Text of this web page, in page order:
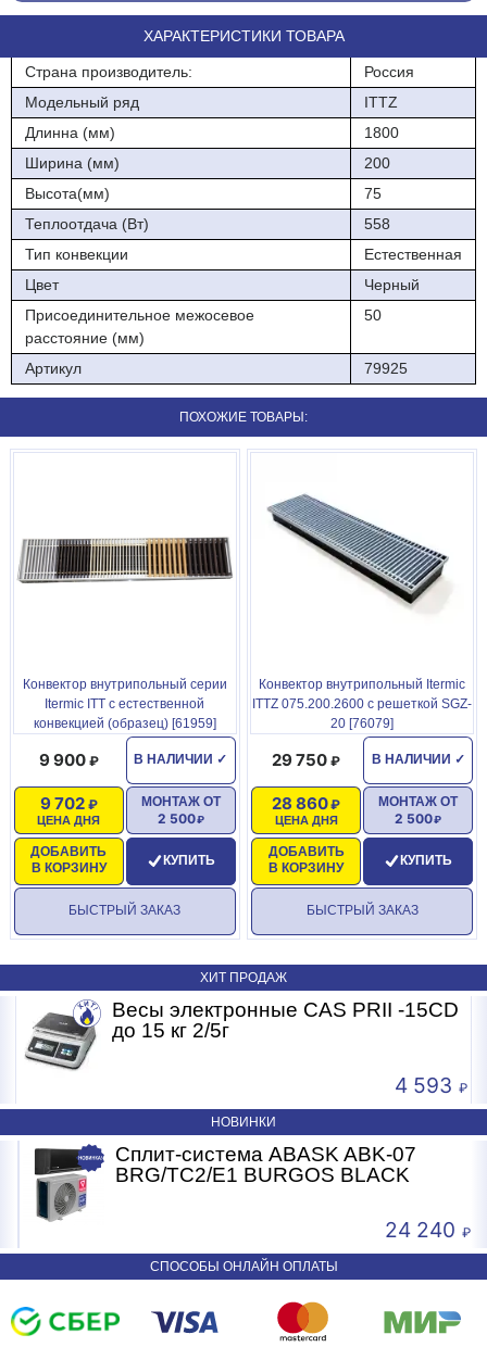
ХАРАКТЕРИСТИКИ ТОВАРА
Страна производитель:
Россия
Модельный ряд
ITTZ
Длинна (мм)
1800
Ширина (мм)
200
Высота(мм)
75
Теплоотдача (Вт)
558
Тип конвекции
Естественная
Цвет
Черный
Присоединительное межосевое
расстояние (мм)
50
Артикул 79925
ПОХОЖИЕ ТОВАРЫ:
Конвектор внутрипольный серии
Itermic ITT c естественной
конвекцией (образец) [61959]
В НАЛИЧИИ ✓
9 900
ЦЕНА ДНЯ
9 702
ДОБАВИТЬ
В КОРЗИНУ
МОНТАЖ ОТ
2 500
КУПИТЬ
БЫСТРЫЙ ЗАКАЗ
Конвектор внутрипольный Itermic
ITTZ 075.200.2600 с решеткой SGZ-
20 [76079]
В НАЛИЧИИ ✓
29 750
ЦЕНА ДНЯ
28 860
ДОБАВИТЬ
В КОРЗИНУ
МОНТАЖ ОТ
2 500
КУПИТЬ
БЫСТРЫЙ ЗАКАЗ
ХИТ ПРОДАЖ
Весы электронные CAS PRII -15CD
до 15 кг 2/5г
4 593
НОВИНКИ
Сплит-система ABASK ABK-07
BRG/TC2/E1 BURGOS BLACK
24 240
СПОСОБЫ ОНЛАЙН ОПЛАТЫ